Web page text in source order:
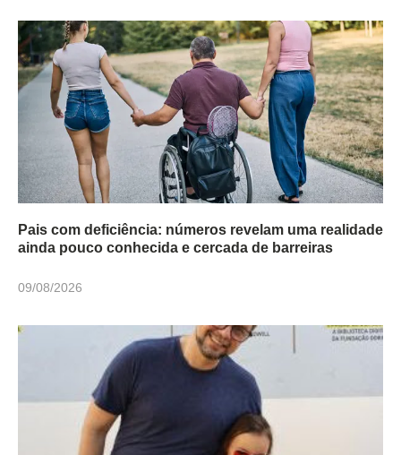
Pais com deficiência: números revelam uma realidade
ainda pouco conhecida e cercada de barreiras
09/08/2026